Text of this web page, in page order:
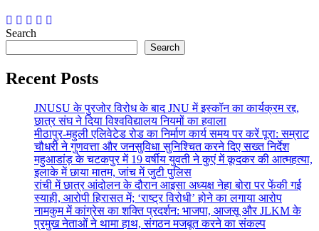
Search
Search
Recent Posts
JNUSU के पुरजोर विरोध के बाद JNU में इस्कॉन का कार्यक्रम रद्द,
छात्र संघ ने दिया विश्वविद्यालय नियमों का हवाला
मीठापुर-महुली एलिवेटेड रोड का निर्माण कार्य समय पर करें पूरा: सम्राट
चौधरी ने गुणवत्ता और जनसुविधा सुनिश्चित करने दिए सख्त निर्देश
महुआडांड़ के चटकपुर में 19 वर्षीय युवती ने कुएं में कूदकर की आत्महत्या,
इलाके में छाया मातम, जांच में जुटी पुलिस
रांची में छात्र आंदोलन के दौरान आइसा अध्यक्ष नेहा बोरा पर फेंकी गई
स्याही, आरोपी हिरासत में; ‘राष्ट्र विरोधी’ होने का लगाया आरोप
नामकुम में कांग्रेस का शक्ति प्रदर्शन: भाजपा, आजसू और JLKM के
प्रमुख नेताओं ने थामा हाथ, संगठन मजबूत करने का संकल्प